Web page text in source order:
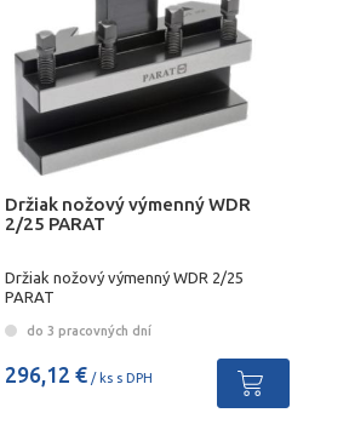
Držiak nožový výmenný WDR
2/25 PARAT
Držiak nožový výmenný WDR 2/25
PARAT
do 3 pracovných dní
296,12 €/ ks s DPH